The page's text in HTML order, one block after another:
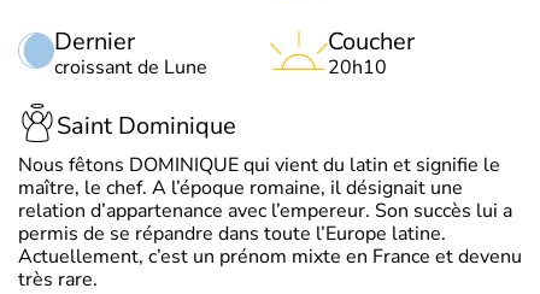
Dernier
croissant de Lune
Coucher
20h10
Saint Dominique
Nous fêtons DOMINIQUE qui vient du latin et signifie le
maître, le chef. A l’époque romaine, il désignait une
relation d’appartenance avec l’empereur. Son succès lui a
permis de se répandre dans toute l’Europe latine.
Actuellement, c’est un prénom mixte en France et devenu
très rare.